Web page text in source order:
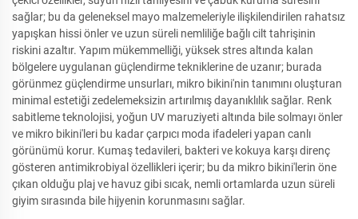
sağlar; bu da geleneksel mayo malzemeleriyle ilişkilendirilen rahatsız
yapışkan hissi önler ve uzun süreli nemliliğe bağlı cilt tahrişinin
riskini azaltır. Yapım mükemmelliği, yüksek stres altında kalan
bölgelere uygulanan güçlendirme tekniklerine de uzanır; burada
görünmez güçlendirme unsurları, mikro bikini'nin tanımını oluşturan
minimal estetiği zedelemeksizin artırılmış dayanıklılık sağlar. Renk
sabitleme teknolojisi, yoğun UV maruziyeti altında bile solmayı önler
ve mikro bikini'leri bu kadar çarpıcı moda ifadeleri yapan canlı
görünümü korur. Kumaş tedavileri, bakteri ve kokuya karşı direnç
gösteren antimikrobiyal özellikleri içerir; bu da mikro bikini'lerin öne
çıkan olduğu plaj ve havuz gibi sıcak, nemli ortamlarda uzun süreli
giyim sırasında bile hijyenin korunmasını sağlar.